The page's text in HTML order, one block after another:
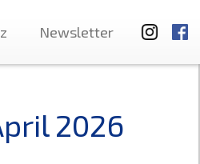
Newsletter
2026